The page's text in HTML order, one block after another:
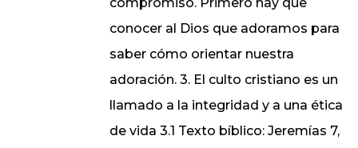
conocer al Dios que adoramos para
saber cómo orientar nuestra
adoración. 3. El culto cristiano es un
llamado a la integridad y a una ética
de vida 3.1 Texto bíblico: Jeremías 7,